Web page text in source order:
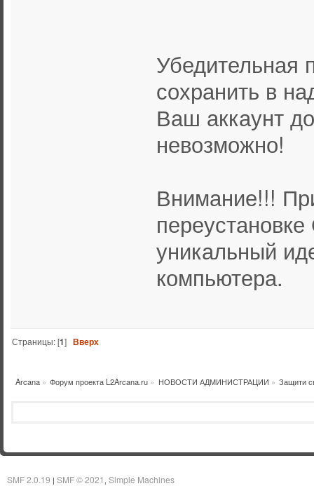
Убедительная
сохранить в
Ваш аккаунт
невозможно!
Внимание!!!
уникальный
компьютера.
Страницы: [1]Вверх
Arcana» Форум проекта L2Arcana.ru » НОВОСТИ АДМИНИСТРАЦИИ » Защити
SMF 2.0.19 | SMF © 2021 Simple Machines